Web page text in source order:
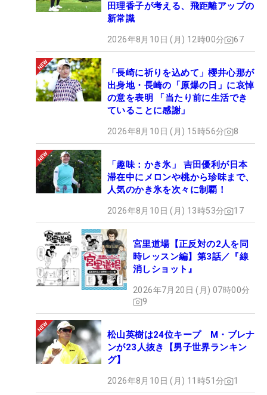
田理香子が考える、飛距離アップの
新常識
2026年8月10日 (月) 12時00分 67
「長崎に祈りを込めて」櫻井心那が
出身地・長崎の「原爆の日」に哀悼
の意を表明 「当たり前に生活でき
ていることに感謝」
2026年8月10日 (月) 15時56分 8
「趣味：かき氷」 吉田優利が日本
滞在中にメロンや桃から珍味まで、
人気のかき氷を次々に制覇！
2026年8月10日 (月) 13時53分 17
宮里道場【正反対の2人を同
時レッスン編】第3話／『線
消しショット』
2026年7月20日 (月) 07時00分
9
松山英樹は24位キープ M・ブレナ
ンが23人抜き【男子世界ランキン
グ】
2026年8月10日 (月) 11時51分 1